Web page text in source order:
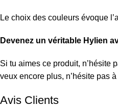
Le choix des couleurs évoque
Devenez un véritable Hylien
Si tu aimes ce produit, n’hésite
veux encore plus, n’hésite pas
Avis Clients